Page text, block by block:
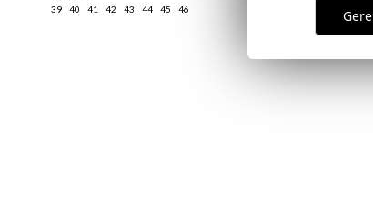
39 40 41 42 43 44 45 46